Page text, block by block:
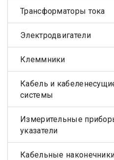
Трансформаторы тока
Электродвигатели
Клеммники
Кабель и
системы
Измерительные
указатели
Кабельные